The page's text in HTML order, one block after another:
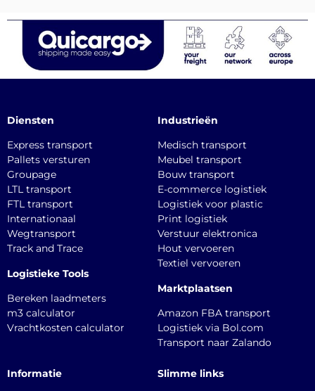
Diensten
Express transport
Pallets versturen
Groupage
LTL transport
FTL transport
Internationaal
Wegtransport
Track and Trace
Logistieke Tools
Bereken laadmeters
m3 calculator
Vrachtkosten calculator
Industrieën
Medisch transport
Meubel transport
Bouw transport
E-commerce logistiek
Logistiek voor plastic
Print logistiek
Verstuur elektronica
Hout vervoeren
Textiel vervoeren
Marktplaatsen
Amazon FBA transport
Logistiek via Bol.com
Transport naar Zalando
Informatie
Slimme links